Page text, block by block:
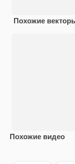
Похожие
Похожие видео